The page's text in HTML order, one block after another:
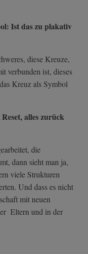
Ist das zu plakativ
diese Kreuze,
verbunden ist, dieses
Kreuz als Symbol
alles zurück
die
dann sieht man ja,
viele Strukturen
Und dass es nicht
mit neuen
Eltern und in der